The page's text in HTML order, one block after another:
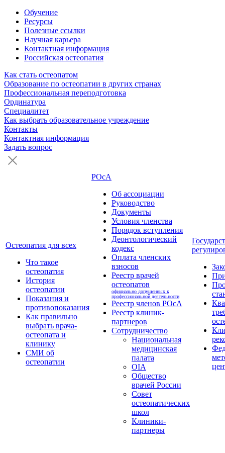
Обучение
Ресурсы
Полезные ссылки
Научная карьера
Контактная информация
Российская остеопатия
Как стать остеопатом
Образование по остеопатии в других странах
Профессиональная переподготовка
Ординатура
Специалитет
Как выбрать образовательное учреждение
Контакты
Контактная информация
Задать вопрос
Остеопатия для всех
Что такое
остеопатия
История
остеопатии
Показания и
противопоказания
Как правильно
выбрать врача-
остеопата и
клинику
СМИ об
остеопатии
РОсА
Об ассоциации
Руководство
Документы
Условия членства
Порядок вступления
Деонтологический
кодекс
Оплата членских
взносов
Реестр врачей
остеопатов
официально допущенных к
профессиональной деятельности
Реестр членов РОсА
Реестр клиник-
партнеров
Сотрудничество
Национальная
медицинская
палата
OIA
Общество
врачей России
Совет
остеопатических
школ
Клиники-
партнеры